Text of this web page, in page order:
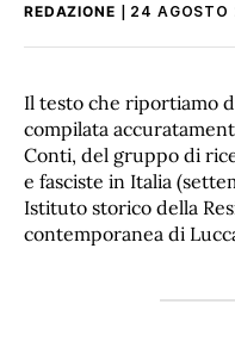
REDAZIONE 24 AGOSTO
Il testo che riportiamo
compilata
Conti, del gruppo di
e fasciste in Italia
Istituto storico della
contemporanea di